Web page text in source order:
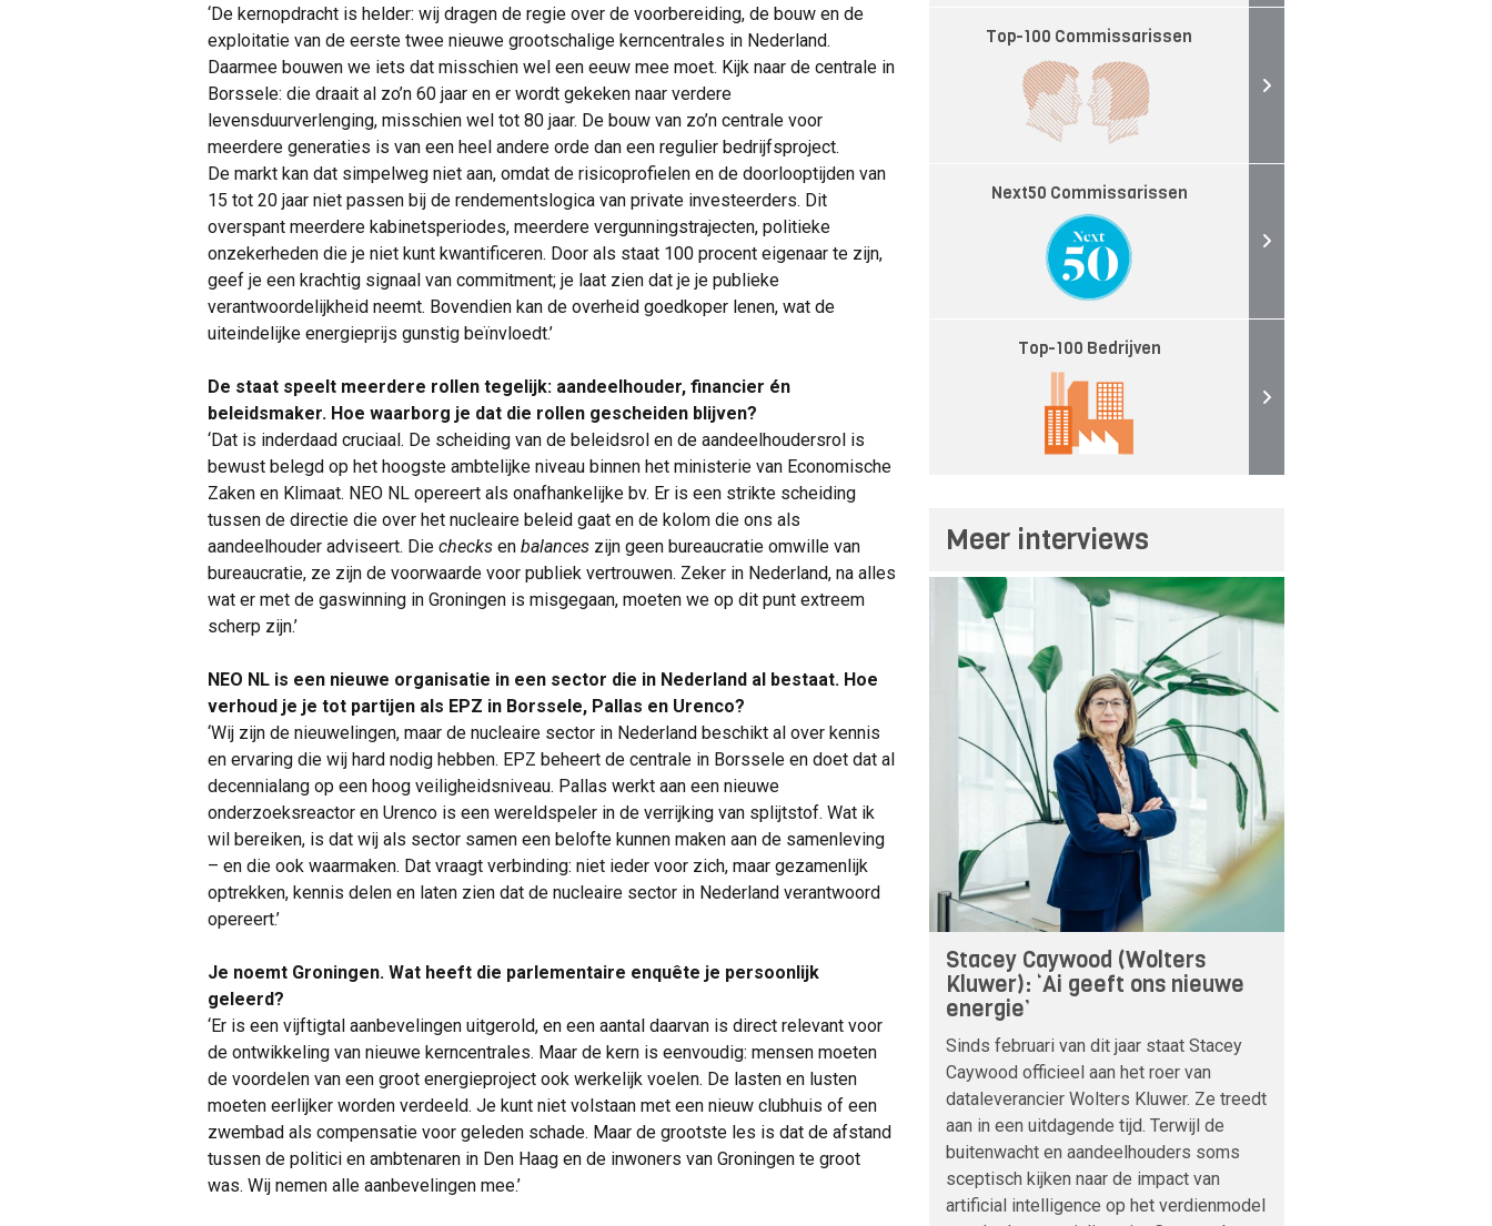
‘De kernopdracht is helder: wij dragen de regie over de voorbereiding, de bouw en de
exploitatie van de eerste twee nieuwe grootschalige kerncentrales in Nederland.
Daarmee bouwen we iets dat misschien wel een eeuw mee moet. Kijk naar de centrale in
Borssele: die draait al zo’n 60 jaar en er wordt gekeken naar verdere
levensduurverlenging, misschien wel tot 80 jaar. De bouw van zo’n centrale voor
meerdere generaties is van een heel andere orde dan een regulier bedrijfsproject.
De markt kan dat simpelweg niet aan, omdat de risicoprofielen en de doorlooptijden van
15 tot 20 jaar niet passen bij de rendementslogica van private investeerders. Dit
overspant meerdere kabinetsperiodes, meerdere vergunningstrajecten, politieke
onzekerheden die je niet kunt kwantificeren. Door als staat 100 procent eigenaar te zijn,
geef je een krachtig signaal van commitment; je laat zien dat je je publieke
verantwoordelijkheid neemt. Bovendien kan de overheid goedkoper lenen, wat de
uiteindelijke energieprijs gunstig beïnvloedt.’
De staat speelt meerdere rollen tegelijk: aandeelhouder, financier én
beleidsmaker. Hoe waarborg je dat die rollen gescheiden blijven?
‘Dat is inderdaad cruciaal. De scheiding van de beleidsrol en de aandeelhoudersrol is
bewust belegd op het hoogste ambtelijke niveau binnen het ministerie van Economische
Zaken en Klimaat. NEO NL opereert als onafhankelijke bv. Er is een strikte scheiding
tussen de directie die over het nucleaire beleid gaat en de kolom die ons als
aandeelhouder adviseert. Die checks en balances zijn geen bureaucratie omwille van
bureaucratie, ze zijn de voorwaarde voor publiek vertrouwen. Zeker in Nederland, na alles
wat er met de gaswinning in Groningen is misgegaan, moeten we op dit punt extreem
scherp zijn.’
NEO NL is een nieuwe organisatie in een sector die in Nederland al bestaat. Hoe
verhoud je je tot partijen als EPZ in Borssele, Pallas en Urenco?
‘Wij zijn de nieuwelingen, maar de nucleaire sector in Nederland beschikt al over kennis
en ervaring die wij hard nodig hebben. EPZ beheert de centrale in Borssele en doet dat al
decennialang op een hoog veiligheidsniveau. Pallas werkt aan een nieuwe
onderzoeksreactor en Urenco is een wereldspeler in de verrijking van splijtstof. Wat ik
wil bereiken, is dat wij als sector samen een belofte kunnen maken aan de samenleving
– en die ook waarmaken. Dat vraagt verbinding: niet ieder voor zich, maar gezamenlijk
optrekken, kennis delen en laten zien dat de nucleaire sector in Nederland verantwoord
opereert.’
Je noemt Groningen. Wat heeft die parlementaire enquête je persoonlijk
geleerd?
‘Er is een vijftigtal aanbevelingen uitgerold, en een aantal daarvan is direct relevant voor
de ontwikkeling van nieuwe kerncentrales. Maar de kern is eenvoudig: mensen moeten
de voordelen van een groot energieproject ook werkelijk voelen. De lasten en lusten
moeten eerlijker worden verdeeld. Je kunt niet volstaan met een nieuw clubhuis of een
zwembad als compensatie voor geleden schade. Maar de grootste les is dat de afstand
tussen de politici en ambtenaren in Den Haag en de inwoners van Groningen te groot
was. Wij nemen alle aanbevelingen mee.’
Top-100 Commissarissen
Next50 Commissarissen
Top-100 Bedrijven
Meer interviews
Stacey Caywood (Wolters
Kluwer): ‘Ai geeft ons nieuwe
energie’
Sinds februari van dit jaar staat Stacey
Caywood officieel aan het roer van
dataleverancier Wolters Kluwer. Ze treedt
aan in een uitdagende tijd. Terwijl de
buitenwacht en aandeelhouders soms
sceptisch kijken naar de impact van
artificial intelligence op het verdienmodel